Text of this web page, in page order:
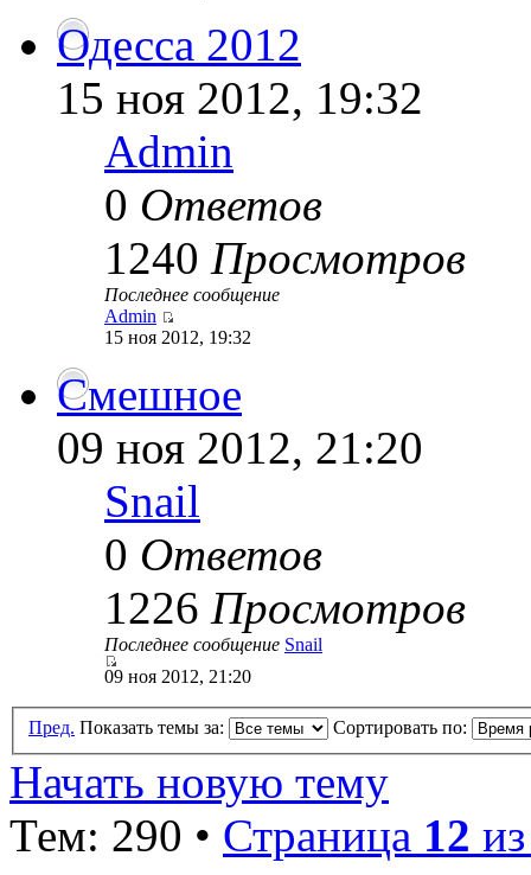
Одесса 2012
15 ноя 2012, 19:32
Admin
0 Ответов
1240 Просмотров
Последнее сообщение
Admin
15 ноя 2012, 19:32
Смешное
09 ноя 2012, 21:20
Snail
0 Ответов
1226 Просмотров
Последнее сообщение Snail
09 ноя 2012, 21:20
Пред. Показать темы за: Сортировать по:
Начать новую тему
Тем: 290 • Страница 12